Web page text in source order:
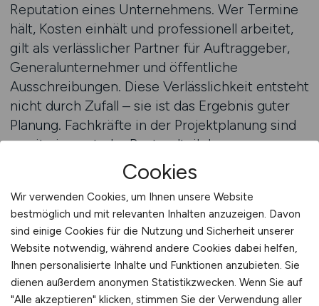
Reputation eines Unternehmens. Wer Termine
hält, Kosten einhält und professionell arbeitet,
gilt als verlässlicher Partner für Auftraggeber,
Generalunternehmer und öffentliche
Ausschreibungen. Diese Verlässlichkeit entsteht
nicht durch Zufall – sie ist das Ergebnis guter
Planung. Fachkräfte in der Projektplanung sind
somit ein zentraler Bestandteil der
unternehmerischen Wertschöpfung und
Wettbewerbsfähigkeit. Projektplaner sind keine
reinen Organisatoren im Hintergrund – sie sind
strategische Erfolgsfaktoren für jedes
Bauprojekt. Sie bringen Struktur in die
Komplexität, schaffen Übersicht in der Dynamik
und ermöglichen fundierte Entscheidungen in
jeder Projektphase. Unternehmen, die in gute
Cookies
Wir verwenden Cookies, um Ihnen unsere Website
bestmöglich und mit relevanten Inhalten anzuzeigen. Davon
sind einige Cookies für die Nutzung und Sicherheit unserer
Website notwendig, während andere Cookies dabei helfen,
Ihnen personalisierte Inhalte und Funktionen anzubieten. Sie
dienen außerdem anonymen Statistikzwecken. Wenn Sie auf
"Alle akzeptieren" klicken, stimmen Sie der Verwendung aller